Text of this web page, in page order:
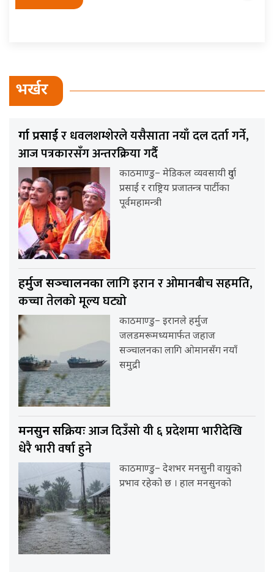
भर्खर
दुर्गा प्रसाईंर धवलशम्शेरले यसैसाता नयाँ दल दर्ता गर्ने,
आज पत्रकारसँग अन्तरक्रिया गर्दै
काठमाण्डु– मेडिकल व्यवसायी दुर्गा
प्रसाईं र राष्ट्रिय प्रजातन्त्र पार्टीका
पूर्वमहामन्त्री
हर्मुज सञ्चालनकालागि इरान र ओमानबीच सहमति,
कच्चा तेलको मूल्य घट्यो
काठमाण्डु– इरानले हर्मुज
जलडमरूमध्यमार्फत जहाज
सञ्चालनका लागि ओमानसँग नयाँ
समुद्री
मनसुन सक्रियःआज दिउँसो यी ६ प्रदेशमा भारीदेखि
धेरै भारी वर्षा हुने
काठमाण्डु– देशभर मनसुनी वायुको
प्रभाव रहेको छ । हाल मनसुनको